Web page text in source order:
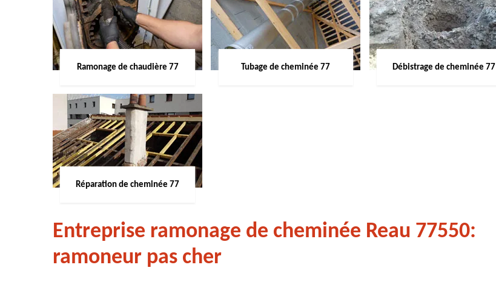
Ramonage de chaudière 77 Tubage de cheminée 77 Débistrage de cheminée 77
Réparation de cheminée 77
Entreprise ramonage de cheminée Reau 77550:
ramoneur pas cher